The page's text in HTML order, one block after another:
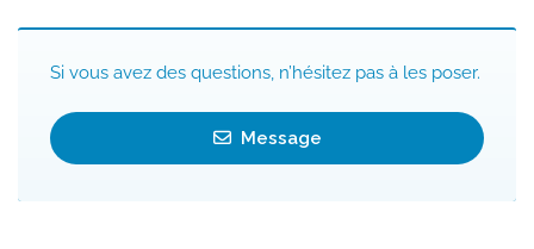
Si vous avez des questions, n’hésitez pas à les poser.
Message